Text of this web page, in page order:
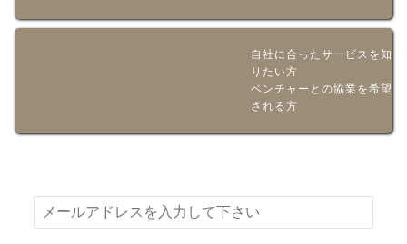
自社に合ったサービスを知
りたい方
ベンチャーとの協業を希望
される方